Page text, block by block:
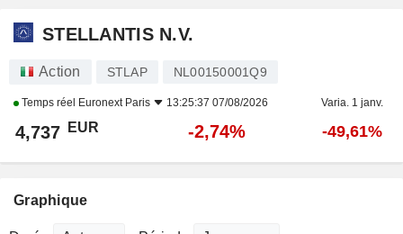
STELLANTIS N.V.
Action STLAP NL00150001Q9
Temps réel Euronext Paris 13:25:37 07/08/2026 Varia. 1 janv.
4,737 EUR -2,74% -49,61%
Graphique